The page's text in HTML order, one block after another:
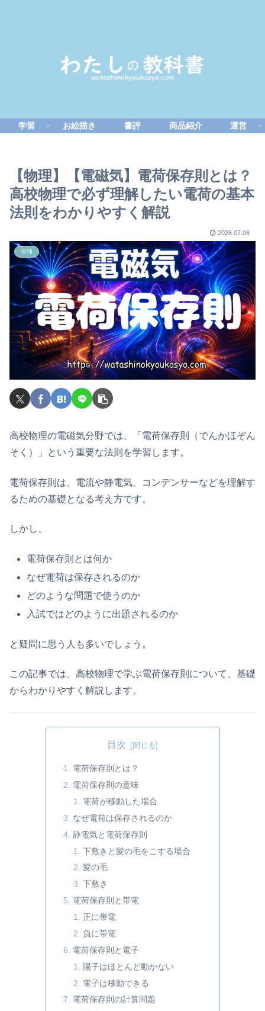
学習 お絵描き 書評 商品紹介 運営
【物理】【電磁気】電荷保存則とは？
高校物理で必ず理解したい電荷の基本
法則をわかりやすく解説
2026.07.06
物理
高校物理の電磁気分野では、「電荷保存則（でんかほぞん
そく）」という重要な法則を学習します。
電荷保存則は、電流や静電気、コンデンサーなどを理解す
るための基礎となる考え方です。
しかし、
電荷保存則とは何か
なぜ電荷は保存されるのか
どのような問題で使うのか
入試ではどのように出題されるのか
と疑問に思う人も多いでしょう。
この記事では、高校物理で学ぶ電荷保存則について、基礎
からわかりやすく解説します。
目次
電荷保存則とは？
電荷保存則の意味
電荷が移動した場合
なぜ電荷は保存されるのか
静電気と電荷保存則
下敷きと髪の毛をこする場合
髪の毛
下敷き
電荷保存則と帯電
正に帯電
負に帯電
電荷保存則と電子
陽子はほとんど動かない
電子は移動できる
電荷保存則の計算問題